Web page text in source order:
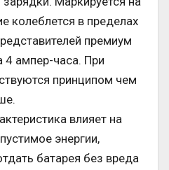
колеблется в пределах
премиум
4 ампер-часа. При
принципом чем
влияет на
энергии,
батарея без вреда